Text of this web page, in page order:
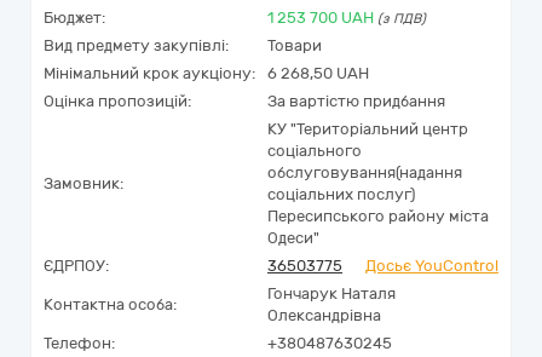
Бюджет: 1 253 700 UAH (з ПДВ)
Вид предмету закупівлі:
Товари
Мінімальний крок аукціону:
6 268,50 UAH
Оцінка пропозицій:
За вартістю придбання
Замовник:
КУ "Територіальний центр
соціального
обслуговування(надання
соціальних послуг)
Пересипського району міста
Одеси"
ЄДРПОУ:
36503775 Досьє YouControl
Контактна особа:
Гончарук Наталя
Олександрівна
Телефон:
+380487630245